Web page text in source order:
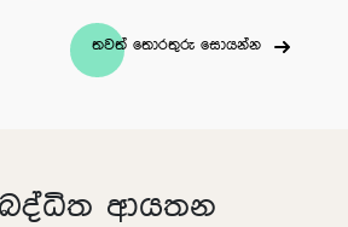
තවත් තොරතුරු සොයන්න
ආයතන